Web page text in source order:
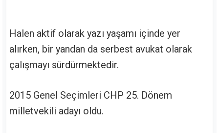
Halen aktif olarak yazı yaşamı içinde yer
alırken, bir yandan da serbest avukat olarak
çalışmayı sürdürmektedir.
2015 Genel Seçimleri CHP 25. Dönem
milletvekili adayı oldu.